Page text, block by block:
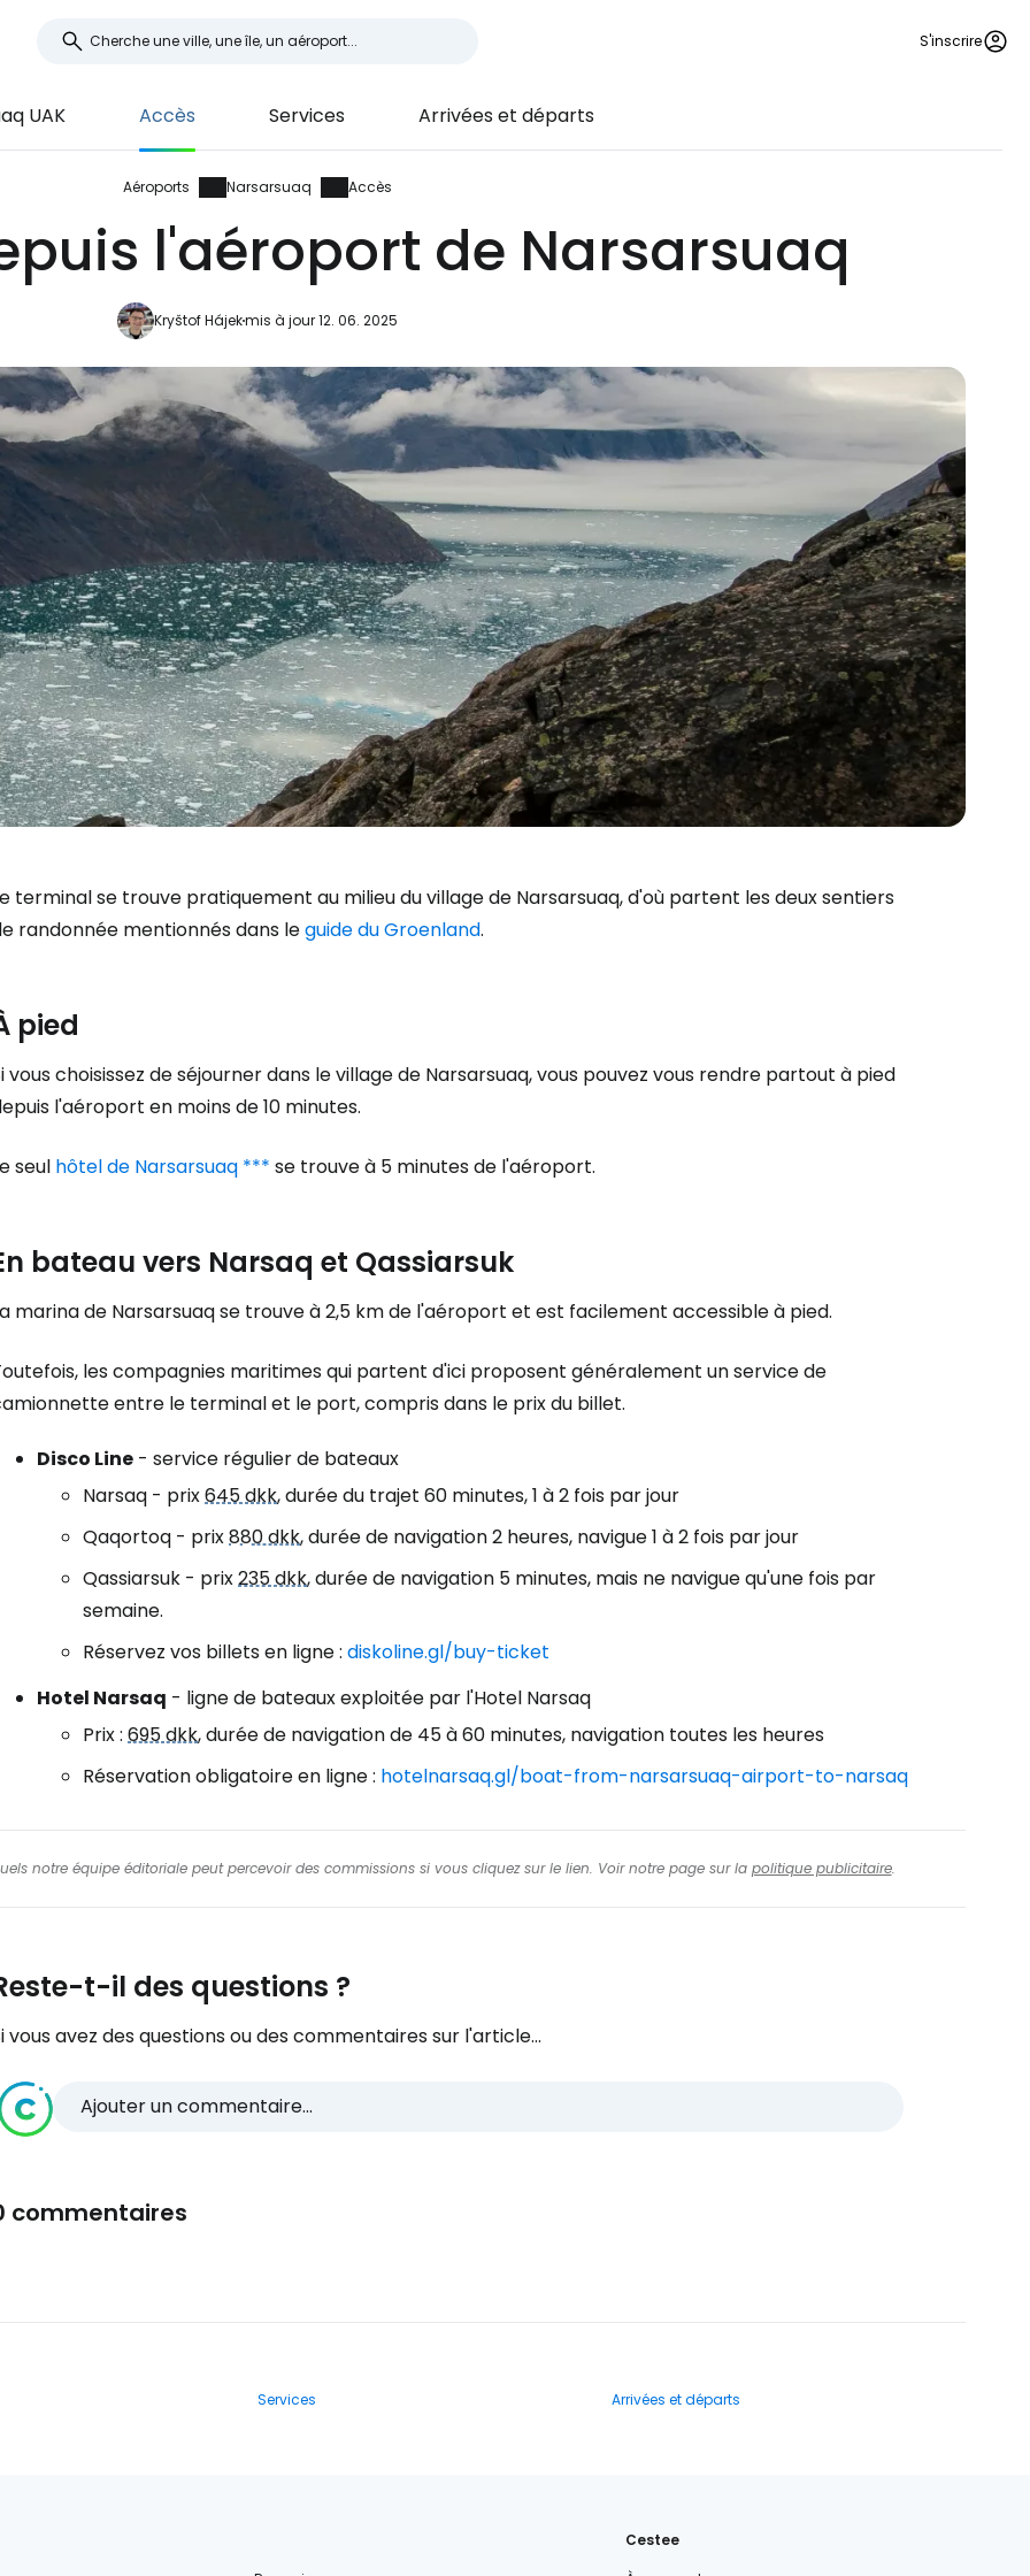
S'inscrire
UAK Accès Services Arrivées et départs
Aéroports Narsarsuaq Accès
l'aéroport de Narsarsuaq
Kryštof Hájekmis à jour 12. 06. 2025
terminal se trouve pratiquement au milieu du village de Narsarsuaq, d'où partent les deux sentiers
randonnée mentionnés dans leguide du Groenland.
pied
vous choisissez de séjourner dans le village de Narsarsuaq, vous pouvez vous rendre partout à pied
l'aéroport en moins de 10 minutes.
seul hôtel de Narsarsuaq *** se trouve à 5 minutes de l'aéroport.
bateau vers Narsaq et Qassiarsuk
marina de Narsarsuaq se trouve à 2,5 km de l'aéroport et est facilement accessible à pied.
les compagnies maritimes qui partent d'ici proposent généralement un service de
entre le terminal et le port, compris dans le prix du billet.
Disco Line - service régulier de bateaux
Narsaq - prix645 dkk, durée du trajet 60 minutes, 1 à 2 fois par jour
Qaqortoq - prix880 dkk, durée de navigation 2 heures, navigue 1 à 2 fois par jour
Qassiarsuk - prix235 dkk, durée de navigation 5 minutes, mais ne navigue qu'une fois par
semaine.
Réservez vos billets en ligne : diskoline.gl/buy-ticket
Hotel Narsaq - ligne de bateaux exploitée par l'Hotel Narsaq
Prix : 695 dkk, durée de navigation de 45 à 60 minutes, navigation toutes les heures
Réservation obligatoire en ligne : hotelnarsaq.gl/boat-from-narsarsuaq-airport-to-narsaq
notre équipe éditoriale peut percevoir des commissions si vous cliquez sur le lien. Voir notre page sur la politique publicitaire.
t-il des questions ?
vous avez des questions ou des commentaires sur l'article...
Ajouter un commentaire...
commentaires
Services Arrivées et départs
Cestee
Se connecter à Cestee
Continuer avec Facebook
Poursuivre avec le courrier électronique